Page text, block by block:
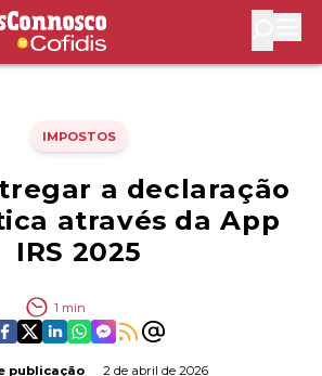
Cofidis
IMPOSTOS
a declaração
através da App
IRS 2025
1 min
publicação 2 de abril de 2026